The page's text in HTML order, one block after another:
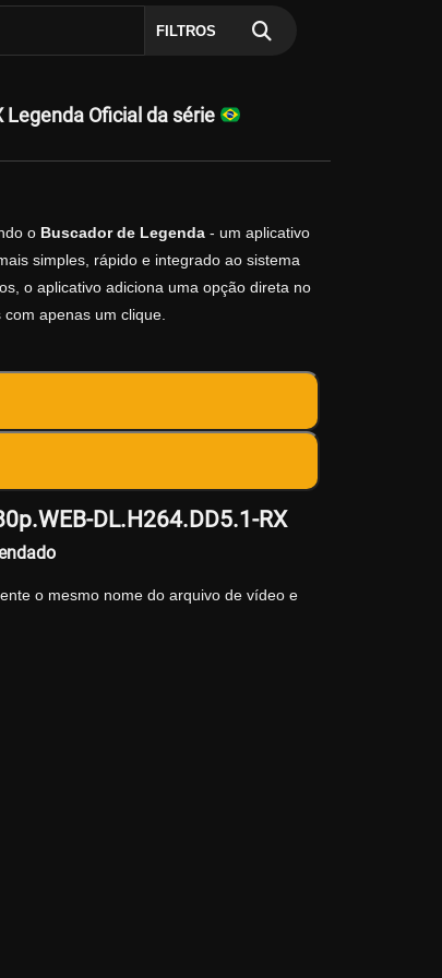
FILTROS
Legenda Oficial da série
o Buscador de Legenda- um aplicativo
simples, rápido e integrado ao sistema
o aplicativo adiciona uma opção direta no
apenas um clique.
DL.H264.DD5.1-RX
o mesmo nome do arquivo de vídeo e